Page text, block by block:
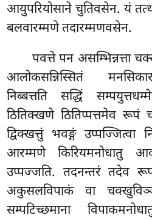
आयुपरियोसाने चुतिवसेन. यं
बलवारम्मणे तदारम्मणवसेन.
पवत्ते पन असम्भिन्नत्ता
आलोकसन्निस्सितं
निब्बत्तति सद्धिं
ठितिक्खणे ठितिप्पत्तमेव रूपं
द्विक्खत्तुं भवङ्गं उप्पज्जित्वा
आरम्मणे किरियमनोधातु
उप्पज्जति. तदनन्तरं तदेव
अकुसलविपाकं वा
सम्पटिच्छमाना